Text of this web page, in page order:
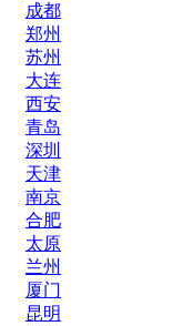
成都
郑州
苏州
大连
西安
青岛
深圳
天津
南京
合肥
太原
兰州
厦门
昆明